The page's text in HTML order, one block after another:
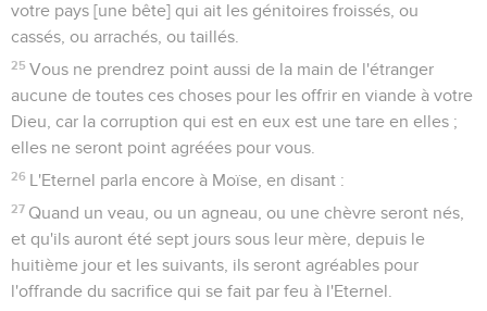
votre pays [une bête] qui ait les génitoires froissés, ou
cassés, ou arrachés, ou taillés.
25 Vous ne prendrez point aussi de la main de l'étranger
aucune de toutes ces choses pour les offrir en viande à votre
Dieu, car la corruption qui est en eux est une tare en elles ;
elles ne seront point agréées pour vous.
26 L'Eternel parla encore à Moïse, en disant :
27 Quand un veau, ou un agneau, ou une chèvre seront nés,
et qu'ils auront été sept jours sous leur mère, depuis le
huitième jour et les suivants, ils seront agréables pour
l'offrande du sacrifice qui se fait par feu à l'Eternel.